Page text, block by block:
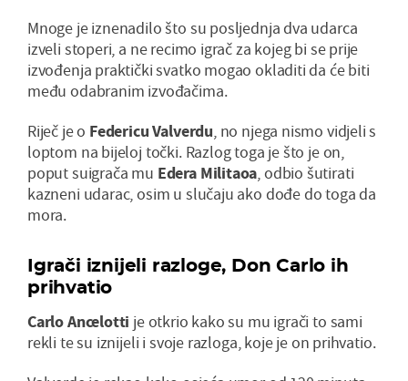
Mnoge je iznenadilo što su posljednja dva udarca
izveli stoperi, a ne recimo igrač za kojeg bi se prije
izvođenja praktički svatko mogao okladiti da će biti
među odabranim izvođačima.
Riječ je o Federicu Valverdu, no njega nismo vidjeli s
loptom na bijeloj točki. Razlog toga je što je on,
poput suigrača mu Edera Militaoa, odbio šutirati
kazneni udarac, osim u slučaju ako dođe do toga da
mora.
Igrači iznijeli razloge, Don Carlo ih
prihvatio
Carlo Ancelotti je otkrio kako su mu igrači to sami
rekli te su iznijeli i svoje razloga, koje je on prihvatio.